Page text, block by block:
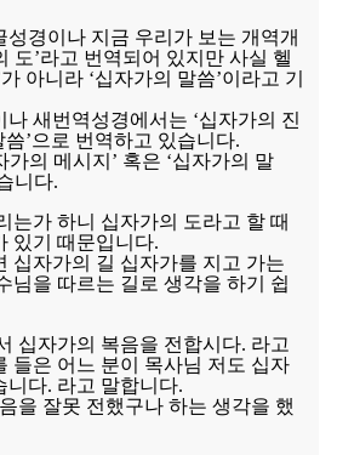
성경이나 지금 우리가 보는 개역개
도’라고 번역되어 있지만 사실 헬
아니라 ‘십자가의 말씀’이라고 기
새번역성경에서는 ‘십자가의 진
씀’으로 번역하고 있습니다.
가의 메시지’ 혹은 ‘십자가의 말
니다.
는가 하니 십자가의 도라고 할 때
있기 때문입니다.
십자가의 길 십자가를 지고 가는
님을 따르는 길로 생각을 하기 쉽
십자가의 복음을 전합시다. 라고
들은 어느 분이 목사님 저도 십자
니다. 라고 말합니다.
을 잘못 전했구나 하는 생각을 했